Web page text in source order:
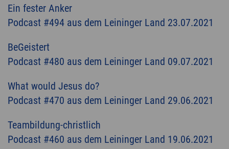
Ein fester Anker
Podcast #494 aus dem Leininger Land 23.07.2021
BeGeistert
Podcast #480 aus dem Leininger Land 09.07.2021
What would Jesus do?
Podcast #470 aus dem Leininger Land 29.06.2021
Teambildung-christlich
Podcast #460 aus dem Leininger Land 19.06.2021